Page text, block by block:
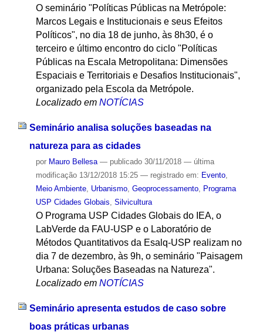
O seminário "Políticas Públicas na Metrópole:
Marcos Legais e Institucionais e seus Efeitos
Políticos", no dia 18 de junho, às 8h30, é o
terceiro e último encontro do ciclo "Políticas
Públicas na Escala Metropolitana: Dimensões
Espaciais e Territoriais e Desafios Institucionais",
organizado pela Escola da Metrópole.
Localizado em NOTÍCIAS
Seminário analisa soluções baseadas na
natureza para as cidades
por Mauro Bellesa — publicado30/11/2018 — última
modificação13/12/2018 15:25 — registrado em: Evento,
Meio Ambiente, Urbanismo, Geoprocessamento,
Programa
USP Cidades Globais Silvicultura
O Programa USP Cidades Globais do IEA, o
LabVerde da FAU-USP e o Laboratório de
Métodos Quantitativos da Esalq-USP realizam no
dia 7 de dezembro, às 9h, o seminário "Paisagem
Urbana: Soluções Baseadas na Natureza".
Localizado em NOTÍCIAS
Seminário apresenta estudos de caso sobre
boas práticas urbanas